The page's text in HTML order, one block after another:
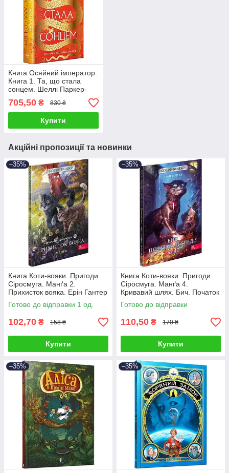
Книга Осяйний імператор.
Книга 1. Та, що стала
сонцем. Шеллі Паркер-
Чан
705,50 ₴ 830 ₴
Купити
Акційні пропозиції та новинки
–35%
Книга Коти-вояки. Пригоди
Сіросмуга. Манґа 2.
Прихисток вояка. Ерін Гантер
Готово до відправки 1 од.
102,70 ₴ 158 ₴
Купити
–35%
Книга Коти-вояки. Пригоди
Сіросмуга. Манґа 4.
Кривавий шлях. Бич. Початок
легенди. Ерін Гантер
Готово до відправки
110,50 ₴ 170 ₴
Купити
–35% –35%